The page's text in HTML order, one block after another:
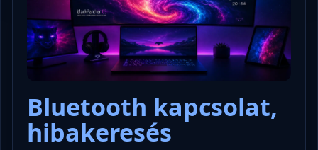
Bluetooth kapcsolat,
hibakeresés